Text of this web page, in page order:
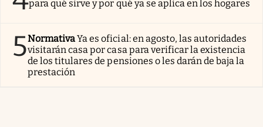
para qué sirve y por qué ya se aplica en los hogares
5NormativaYa es oficial: en agosto, las autoridades
visitarán casa por casa para verificar la existencia
de los titulares de pensiones o les darán de baja la
prestación